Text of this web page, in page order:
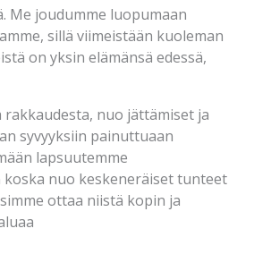
Me joudumme luopumaan
sillä viimeistään kuoleman
on yksin elämänsä edessä,
nuo jättämiset ja
syvyyksiin painuttuaan
lapsuutemme
nuo keskeneräiset tunteet
ottaa niistä kopin ja